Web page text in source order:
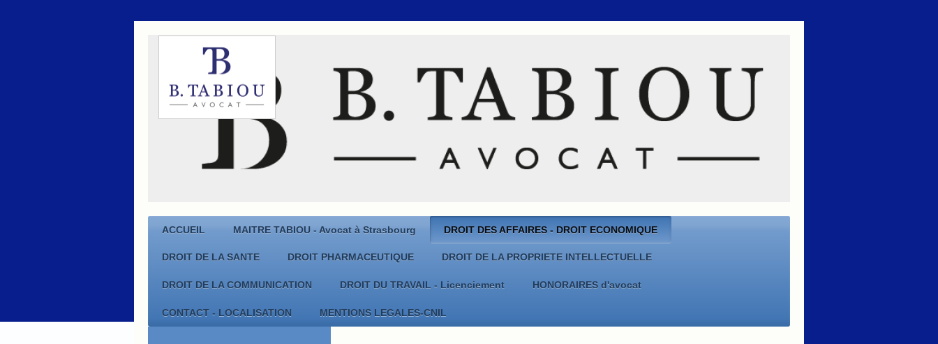
ACCUEIL MAITRE TABIOU - Avocat à Strasbourg DROIT DES AFFAIRES - DROIT ECONOMIQUE
DROIT DE LA SANTE DROIT PHARMACEUTIQUE DROIT DE LA PROPRIETE INTELLECTUELLE
DROIT DE LA COMMUNICATION DROIT DU TRAVAIL - Licenciement HONORAIRES d'avocat
CONTACT - LOCALISATION MENTIONS LEGALES-CNIL